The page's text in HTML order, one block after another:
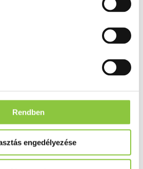
Rendben
engedélyezése